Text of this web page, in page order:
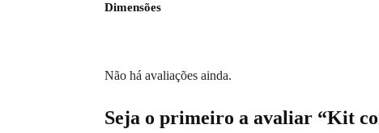
Dimensões
Não há avaliações ainda.
Seja o primeiro a avaliar “Kit